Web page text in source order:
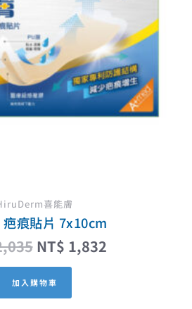
喜能膚
疤痕貼片 7x10cm
NT$ 1,832
加入購物車